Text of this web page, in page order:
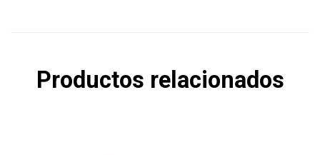
Productos relacionados